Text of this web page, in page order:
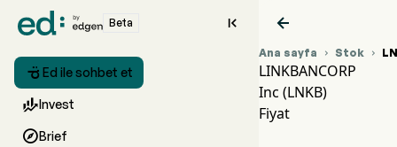
Beta 
 Ed ile sohbet et
Invest
Brief

Ana sayfa  Stok 
LINKBANCORP
Inc (LNKB)
Fiyat